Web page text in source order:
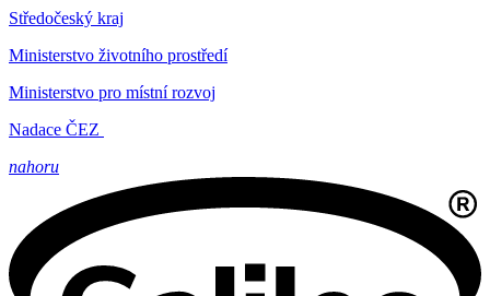
Středočeský kraj
Ministerstvo životního prostředí
Ministerstvo pro místní rozvoj
Nadace ČEZ
nahoru